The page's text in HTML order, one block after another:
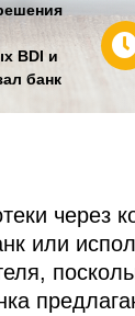
BDI и
банк
через
или